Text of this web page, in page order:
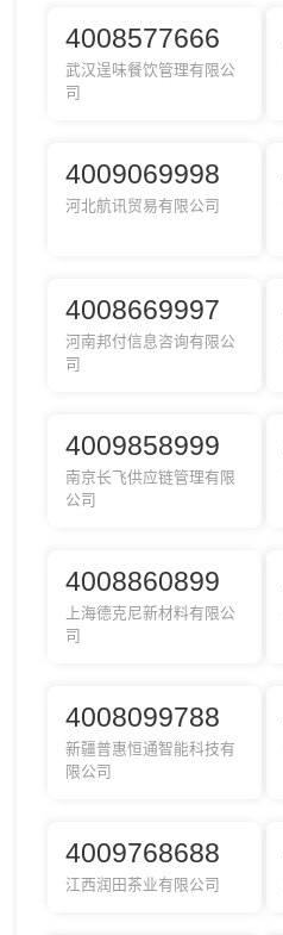
4008577666
武汉逞味餐饮管理有限公
司
4009069998
河北航讯贸易有限公司
4008669997
河南邦付信息咨询有限公
司
4009858999
南京长飞供应链管理有限
公司
4008860899
上海德克尼新材料有限公
司
4008099788
新疆普惠恒通智能科技有
限公司
4009768688
江西润田茶业有限公司